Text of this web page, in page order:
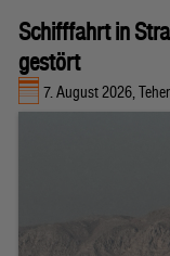
Schifffahrt in
gestört
7. August 2026,